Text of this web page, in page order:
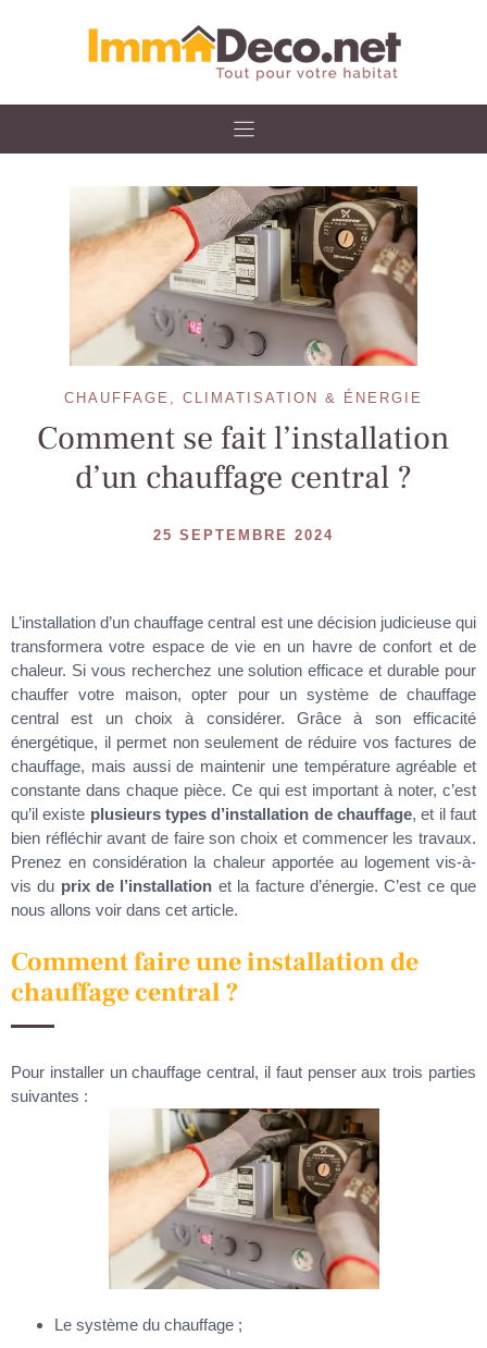
CHAUFFAGE, CLIMATISATION & ÉNERGIE
Comment se fait l’installation
d’un chauffage central ?
25 SEPTEMBRE 2024
L’installation d’un chauffage central est une décision judicieuse qui
transformera votre espace de vie en un havre de confort et de
chaleur. Si vous recherchez une solution efficace et durable pour
chauffer votre maison, opter pour un système de chauffage
central est un choix à considérer. Grâce à son efficacité
énergétique, il permet non seulement de réduire vos factures de
chauffage, mais aussi de maintenir une température agréable et
constante dans chaque pièce. Ce qui est important à noter, c’est
qu’il existe plusieurs types d’installation de chauffage, et il faut
bien réfléchir avant de faire son choix et commencer les travaux.
Prenez en considération la chaleur apportée au logement vis-à-
vis du prix de l’installation et la facture d’énergie. C’est ce que
nous allons voir dans cet article.
Comment faire une installation de
chauffage central ?
Pour installer un chauffage central, il faut penser aux trois parties
suivantes :
Le système du chauffage ;